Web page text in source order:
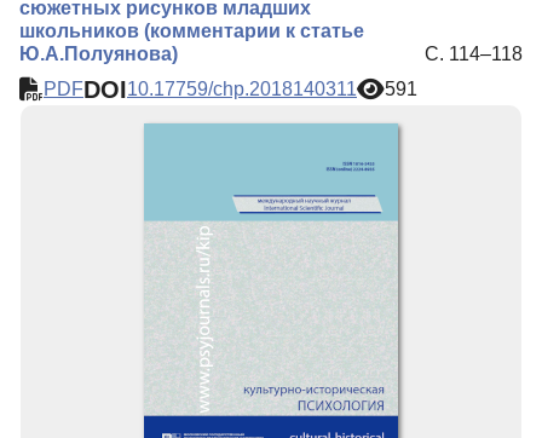
сюжетных рисунков младших
школьников (комментарии к статье
Ю.А.Полуянова)
С. 114–118
PDFDOI10.17759/chp.2018140311 591